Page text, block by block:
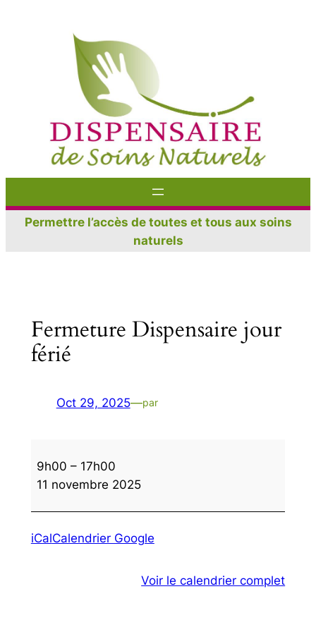
Permettre l’accès de toutes et tous aux soins
naturels
Fermeture Dispensaire jour
férié
Oct 29, 2025—par
Dispensaire
jour
9h00 – 17h00
11 novembre 2025
iCalCalendrier Google
Voir le calendrier complet